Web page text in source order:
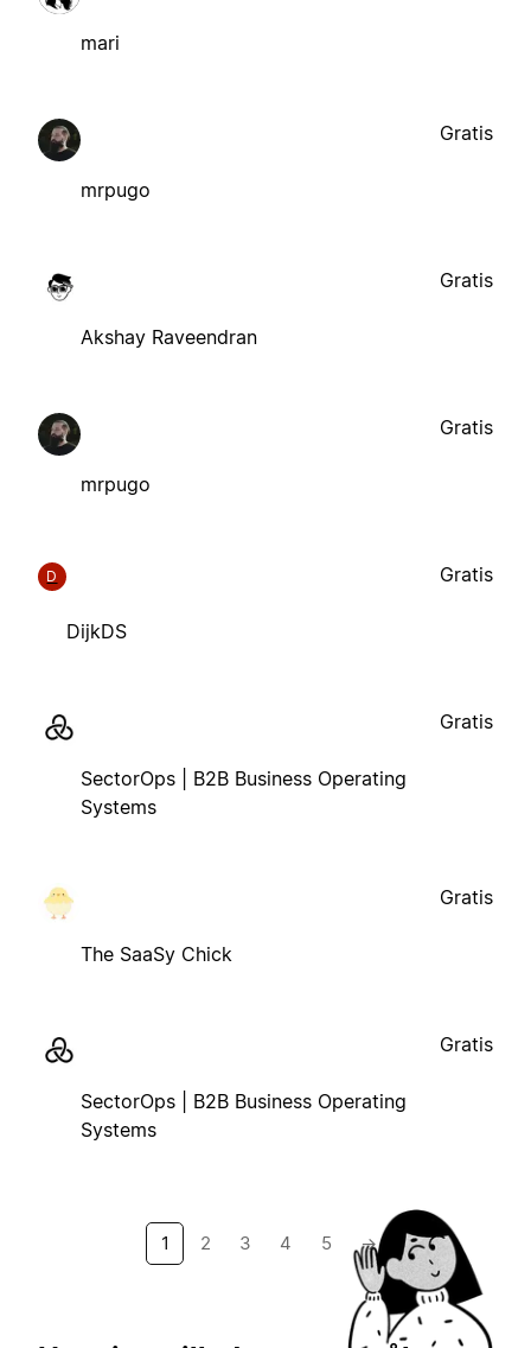
mari
mrpugo
Gratis
Akshay Raveendran
Gratis
mrpugo
Gratis
D
DijkDS
Gratis
SectorOps | B2B Business Operating
Systems
Gratis
The SaaSy Chick
Gratis
SectorOps | B2B Business Operating
Systems
Gratis
1 2 3 4 5 →